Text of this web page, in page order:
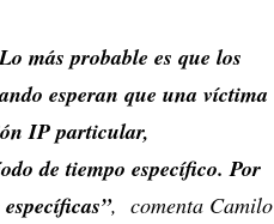
más probable es que los
esperan que una víctima
IP particular,
de tiempo específico. Por
, comenta Camilo